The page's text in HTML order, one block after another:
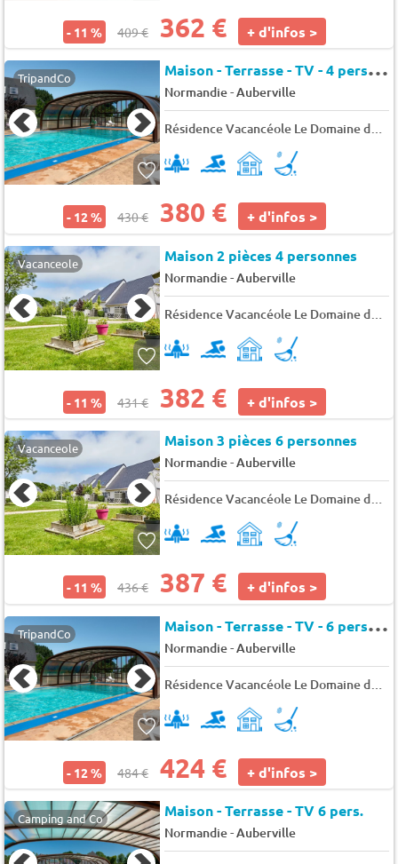
- 11 % 409 € 362 € + d'infos >
TripandCo M
aison - Terrasse - TV - 4 pers. - 30m2 - Animaux admis
Normandie-Auberville
Résidence Vacancéole Le Domaine de la Corniche
- 12 % 430 € 380 € + d'infos >
Vacanceole Maison 2 pièces 4 personnes
Normandie-Auberville
Résidence Vacancéole Le Domaine de la Corniche
- 11 % 431 € 382 € + d'infos >
Vacanceole Maison 3 pièces 6 personnes
Normandie-Auberville
Résidence Vacancéole Le Domaine de la Corniche
- 11 % 436 € 387 € + d'infos >
TripandCo M
aison - Terrasse - TV - 6 pers. - 50m2 - Animaux admis
Normandie-Auberville
Résidence Vacancéole Le Domaine de la Corniche
- 12 % 484 € 424 € + d'infos >
Camping and Co Maison - Terrasse - TV 6 pers.
Normandie-Auberville